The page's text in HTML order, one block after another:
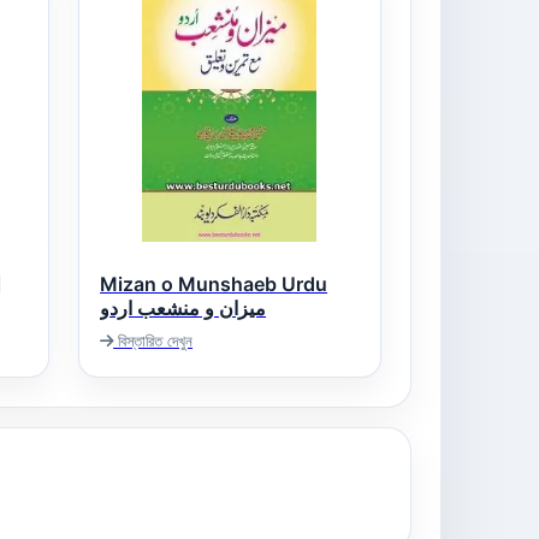
Mizan o Munshaeb Urdu
میزان و منشعب اردو
বিস্তারিত দেখুন